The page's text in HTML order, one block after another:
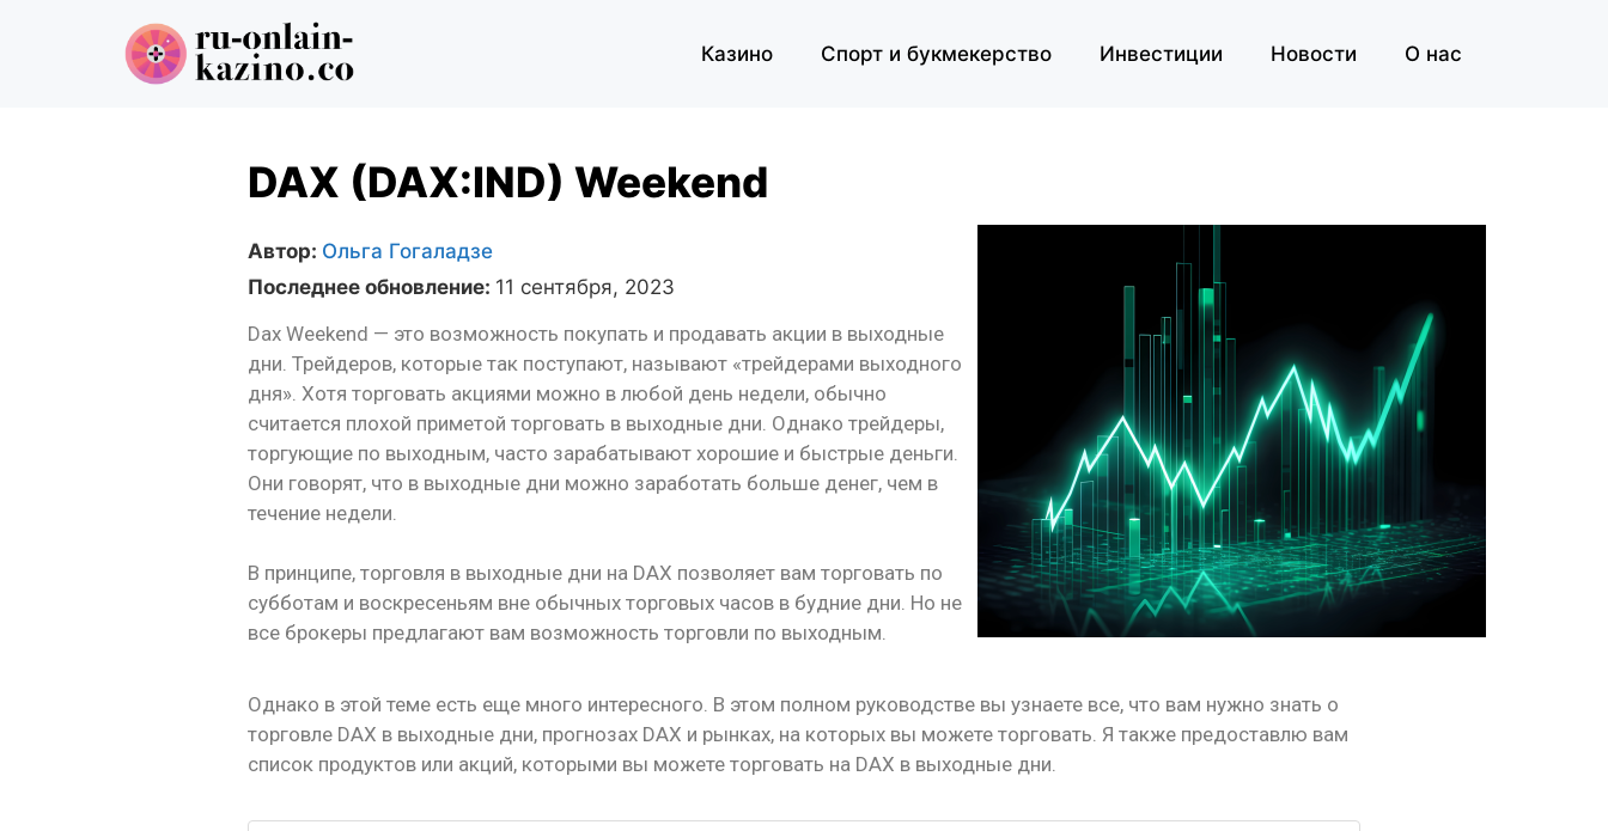
Казино Спорт и букмекерство Инвестиции Новости О нас
DAX (DAX:IND) Weekend
Автор: Ольга Гогаладзе
Последнее обновление: 11 сентября, 2023
Dax Weekend — это возможность покупать и продавать акции в выходные
дни. Трейдеров, которые так поступают, называют «трейдерами выходного
дня». Хотя торговать акциями можно в любой день недели, обычно
считается плохой приметой торговать в выходные дни. Однако трейдеры,
торгующие по выходным, часто зарабатывают хорошие и быстрые деньги.
Они говорят, что в выходные дни можно заработать больше денег, чем в
течение недели.
В принципе, торговля в выходные дни на DAX позволяет вам торговать по
субботам и воскресеньям вне обычных торговых часов в будние дни. Но не
все брокеры предлагают вам возможность торговли по выходным.
Однако в этой теме есть еще много интересного. В этом полном руководстве вы узнаете все, что вам нужно знать о
торговле DAX в выходные дни, прогнозах DAX и рынках, на которых вы можете торговать. Я также предоставлю вам
список продуктов или акций, которыми вы можете торговать на DAX в выходные дни.